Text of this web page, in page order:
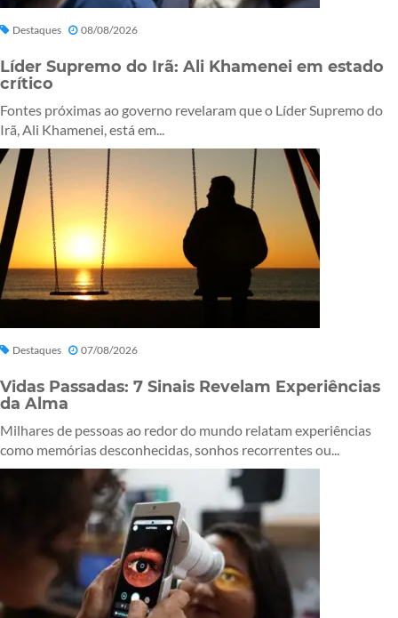
Destaques 08/08/2026
Líder Supremo do Irã: Ali Khamenei em estado
crítico
Fontes próximas ao governo revelaram que o Líder Supremo do
Irã, Ali Khamenei, está em...
Destaques 07/08/2026
Vidas Passadas: 7 Sinais Revelam Experiências
da Alma
Milhares de pessoas ao redor do mundo relatam experiências
como memórias desconhecidas, sonhos recorrentes ou...